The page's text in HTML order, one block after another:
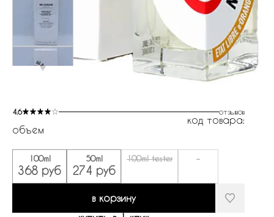
4.6 отзывов
код товара:
объем
100ml
368 руб
50ml
274 руб
100ml tester -
в корзину